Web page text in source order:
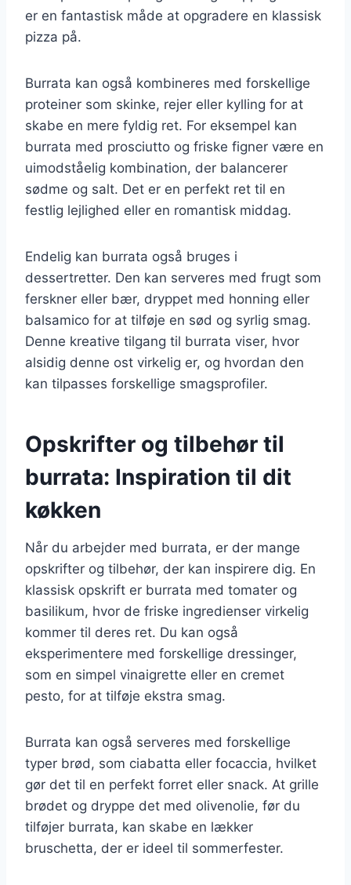
er en fantastisk måde at opgradere en klassisk
pizza på.
Burrata kan også kombineres med forskellige
proteiner som skinke, rejer eller kylling for at
skabe en mere fyldig ret. For eksempel kan
burrata med prosciutto og friske figner være en
uimodståelig kombination, der balancerer
sødme og salt. Det er en perfekt ret til en
festlig lejlighed eller en romantisk middag.
Endelig kan burrata også bruges i
dessertretter. Den kan serveres med frugt som
ferskner eller bær, dryppet med honning eller
balsamico for at tilføje en sød og syrlig smag.
Denne kreative tilgang til burrata viser, hvor
alsidig denne ost virkelig er, og hvordan den
kan tilpasses forskellige smagsprofiler.
Opskrifter og tilbehør til
burrata: Inspiration til dit
køkken
Når du arbejder med burrata, er der mange
opskrifter og tilbehør, der kan inspirere dig. En
klassisk opskrift er burrata med tomater og
basilikum, hvor de friske ingredienser virkelig
kommer til deres ret. Du kan også
eksperimentere med forskellige dressinger,
som en simpel vinaigrette eller en cremet
pesto, for at tilføje ekstra smag.
Burrata kan også serveres med forskellige
typer brød, som ciabatta eller focaccia, hvilket
gør det til en perfekt forret eller snack. At grille
brødet og dryppe det med olivenolie, før du
tilføjer burrata, kan skabe en lækker
bruschetta, der er ideel til sommerfester.